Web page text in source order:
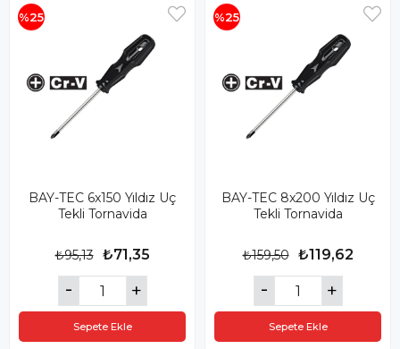
BAY-TEC 6x150 Yıldız Uç
Tekli Tornavida
₺71,35
₺95,13
Sepete Ekle
%25
BAY-TEC 8x200 Yıldız Uç
Tekli Tornavida
₺119,62
₺159,50
Sepete Ekle
%25